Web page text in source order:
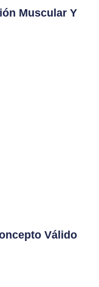
Muscular Y
Válido